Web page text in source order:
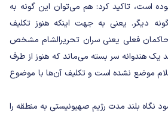
است، تاکید کرد: هم می‌توان این گونه به
دیگر. یعنی به جهت اینکه هنوز تکلیف
فعلی یعنی سران تحریرالشام مشخص
هندوانه سر بسته می‌ماند که هنوز از طرف
موضع نشده است و تکلیف آن‌ها با موضوع
نگاه بلند مدت رژیم صهیونیستی به منطقه را